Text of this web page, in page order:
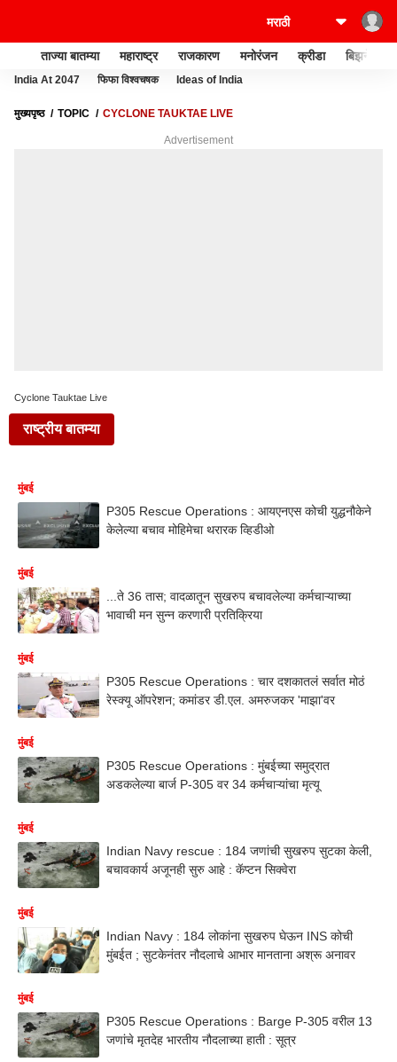
ताज्या बातम्या महाराष्ट्र राजकारण मनोरंजन क्रीडा बिझनेस
India At 2047 फिफा विश्वचषक Ideas of India
मुख्यपृष्ठ TOPIC CYCLONE TAUKTAE LIVE
Advertisement
Cyclone Tauktae Live
राष्ट्रीय बातम्या
मुंबई
P305 Rescue Operations : आयएनएस कोची युद्धनौकेने
केलेल्या बचाव मोहिमेचा थरारक व्हिडीओ
मुंबई
...ते 36 तास; वादळातून सुखरुप बचावलेल्या कर्मचाऱ्याच्या
भावाची मन सुन्न करणारी प्रतिक्रिया
मुंबई
P305 Rescue Operations : चार दशकातलं सर्वात मोठं
रेस्क्यू ऑपरेशन; कमांडर डी.एल. अमरुजकर 'माझा'वर
मुंबई
P305 Rescue Operations : मुंबईच्या समुद्रात
अडकलेल्या बार्ज P-305 वर 34 कर्मचाऱ्यांचा मृत्यू
मुंबई
Indian Navy rescue : 184 जणांची सुखरुप सुटका केली,
बचावकार्य अजूनही सुरु आहे : कॅप्टन सिक्वेरा
मुंबई
Indian Navy : 184 लोकांना सुखरुप घेऊन INS कोची
मुंबईत ; सुटकेनंतर नौदलाचे आभार मानताना अश्रू अनावर
मुंबई
P305 Rescue Operations : Barge P-305 वरील 13
जणांचे मृतदेह भारतीय नौदलाच्या हाती : सूत्र